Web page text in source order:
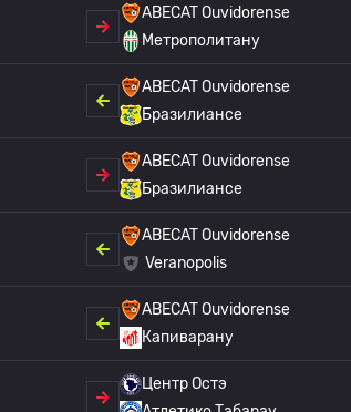
ABECAT Ouvidorense
Метрополитану
ABECAT Ouvidorense
Бразилиансе
ABECAT Ouvidorense
Бразилиансе
ABECAT Ouvidorense
Veranopolis
ABECAT Ouvidorense
Капиварану
Центр Остэ